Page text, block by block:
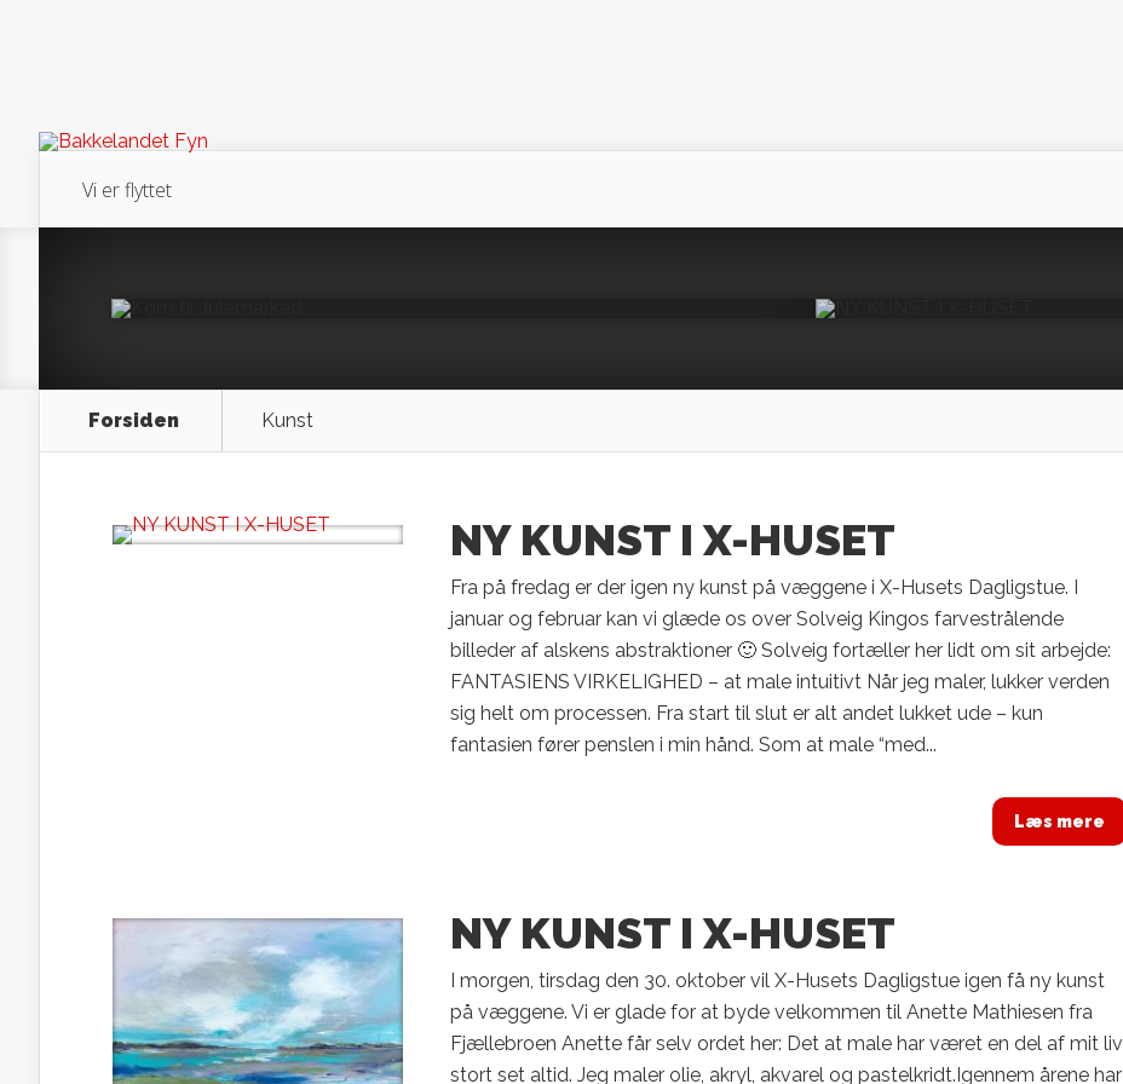
Vi er flyttet
Forsiden Kunst
NY KUNST I X-HUSET
Fra på fredag er der igen ny kunst på væggene i X-Husets Dagligstue. I
januar og februar kan vi glæde os over Solveig Kingos farvestrålende
billeder af alskens abstraktioner 🙂 Solveig fortæller her lidt om sit arbejde:
FANTASIENS VIRKELIGHED – at male intuitivt Når jeg maler, lukker verden
sig helt om processen. Fra start til slut er alt andet lukket ude – kun
fantasien fører penslen i min hånd. Som at male “med...
Læs mere
NY KUNST I X-HUSET
I morgen, tirsdag den 30. oktober vil X-Husets Dagligstue igen få ny kunst
på væggene. Vi er glade for at byde velkommen til Anette Mathiesen fra
Fjællebroen Anette får selv ordet her: Det at male har været en del af mit liv
stort set altid. Jeg maler olie, akryl, akvarel og pastelkridt.Igennem årene har